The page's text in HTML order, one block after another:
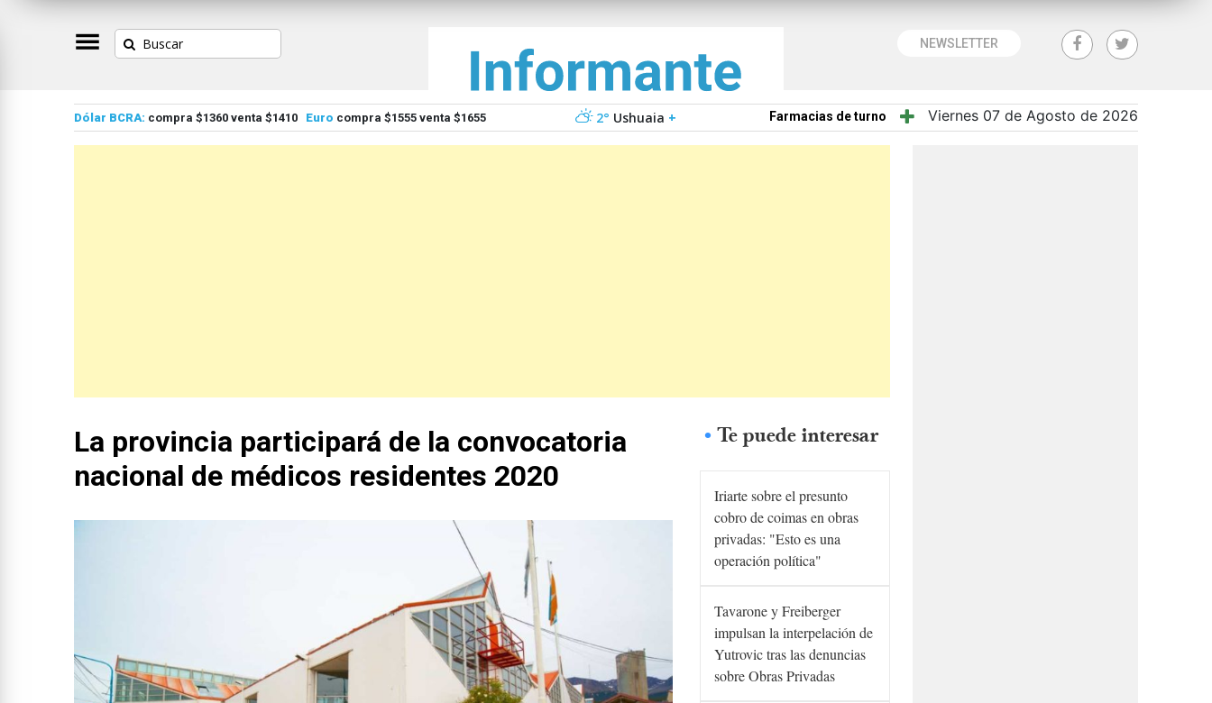
NEWSLETTER
Dólar BCRA: compra $1360 venta $1410 Euro compra $1555 venta $1655 2° Ushuaia + Farmacias de turno Viernes 07 de Agosto de 2026
La provincia participará de la convocatoria
nacional de médicos residentes 2020
Te puede interesar
Iriarte sobre el presunto
cobro de coimas en obras
privadas: "Esto es una
operación política"
Tavarone y Freiberger
impulsan la interpelación de
Yutrovic tras las denuncias
sobre Obras Privadas